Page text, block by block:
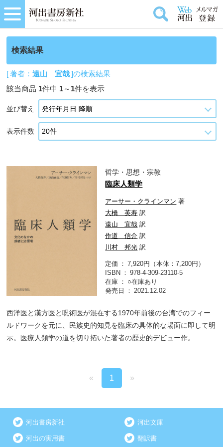
検索結果
[ 著者：遠山 宜哉]の検索結果
該当商品 1件中 1～ 1件を表示
並び替え
表示件数
哲学・思想・宗教
臨床人類学
アーサー・クラインマン 著
大橋 英寿 訳
遠山 宜哉 訳
作道 信介 訳
川村 邦光 訳
定価
7,920円（本体：7,200円）
ISBN
978-4-309-23110-5
在庫
○在庫あり
発売日
2021.12.02
西洋医と漢方医と呪術医が混在する1970年前後の台湾でのフィー
ルドワークを元に、民族史的知見を臨床の具体的な場面に即して明
示。医療人類学の道を切り拓いた著者の歴史的デビュー作。
« 1 »
河出書房新社 河出文庫
河出の実用書 翻訳書